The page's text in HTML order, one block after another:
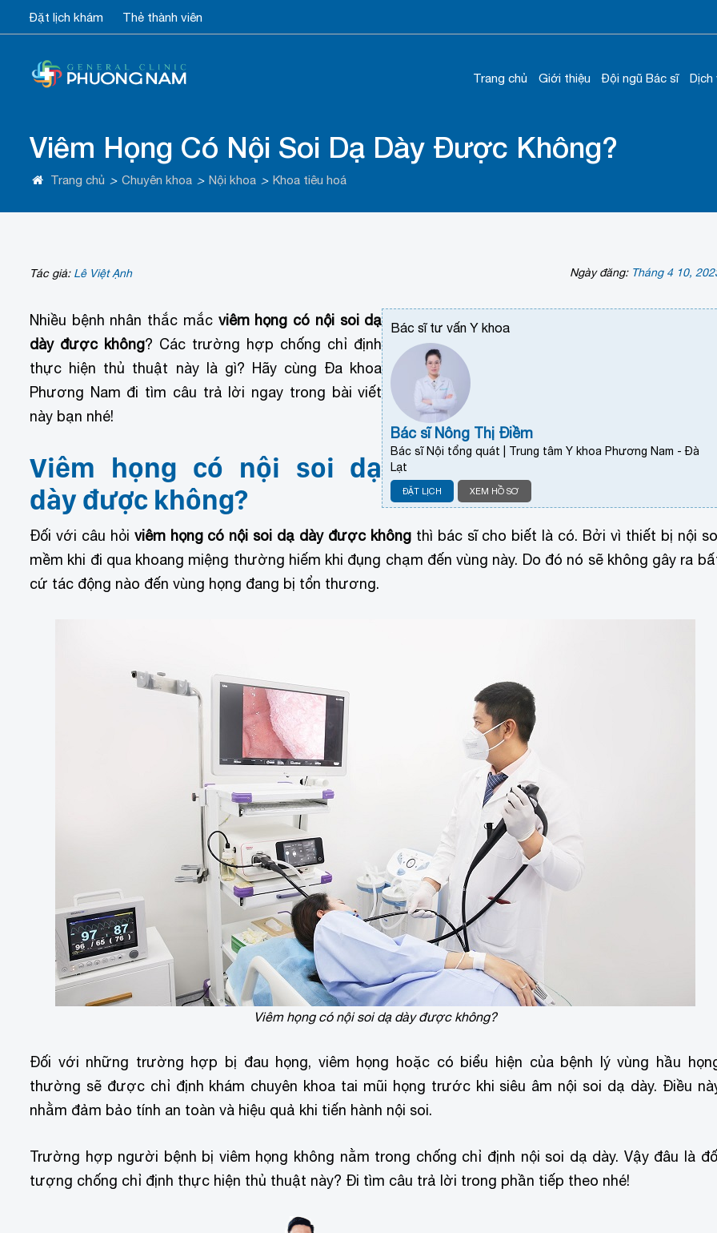
Đặt lịch khám Thẻ thành viên
Trang chủ Giới thiệu Đội ngũ Bác sĩ Dịch
Viêm Họng Có Nội Soi Dạ Dày Được Không?
Trang chủ > Chuyên khoa > Nội khoa > Khoa tiêu hoá
Tác giả: Lê Việt Ạnh Ngày đăng: Tháng 4 10,
Bác sĩ tư vấn Y khoa
Bác sĩ Nông Thị Điềm
Bác sĩ Nội tổng quát | Trung tâm Y khoa Phương Nam - Đà
Lạt
ĐẶT LỊCH XEM HỒ SƠ
Nhiều bệnh nhân thắc mắc viêm họng có nội soi dạ
dày được không? Các trường hợp chống chỉ định
thực hiện thủ thuật này là gì? Hãy cùng Đa khoa
Phương Nam đi tìm câu trả lời ngay trong bài viết
này bạn nhé!
Viêm họng có nội soi dạ
dày được không?
Đối với câu hỏi viêm họng có nội soi dạ dày được khôngthì bác sĩ cho biết là có. Bởi vì thiết bị nội
mềm khi đi qua khoang miệng thường hiếm khi đụng chạm đến vùng này. Do đó nó sẽ không gây ra
cứ tác động nào đến vùng họng đang bị tổn thương.
Viêm họng có nội soi dạ dày được không?
Đối với những trường hợp bị đau họng, viêm họng hoặc có biểu hiện của bệnh lý vùng hầu
thường sẽ được chỉ định khám chuyên khoa tai mũi họng trước khi siêu âm nội soi dạ dày. Điều
nhằm đảm bảo tính an toàn và hiệu quả khi tiến hành nội soi.
Trường hợp người bệnh bị viêm họng không nằm trong chống chỉ định nội soi dạ dày. Vậy đâu là
tượng chống chỉ định thực hiện thủ thuật này? Đi tìm câu trả lời trong phần tiếp theo nhé!